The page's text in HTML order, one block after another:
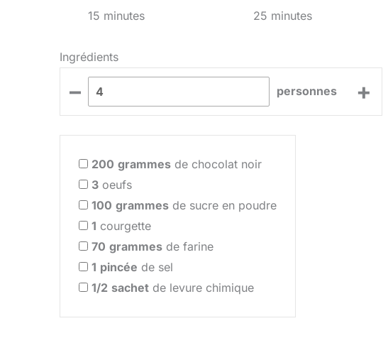
15 minutes 25 minutes
Ingrédients
– personnes +
200 grammes de chocolat noir
3 oeufs
100 grammes de sucre en poudre
1 courgette
70 grammes de farine
1 pincée de sel
1/2 sachet de levure chimique